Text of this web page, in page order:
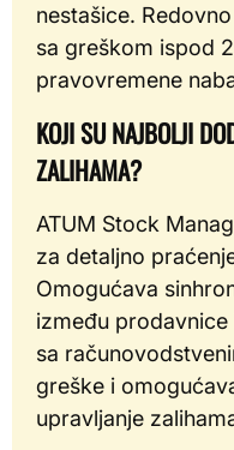
nestašice.
sa greškom ispod
pravovremene
KOJI SU NAJBOLJI
ZALIHAMA?
ATUM Stock
za detaljno
Omogućava
između
sa
greške i
upravljanje